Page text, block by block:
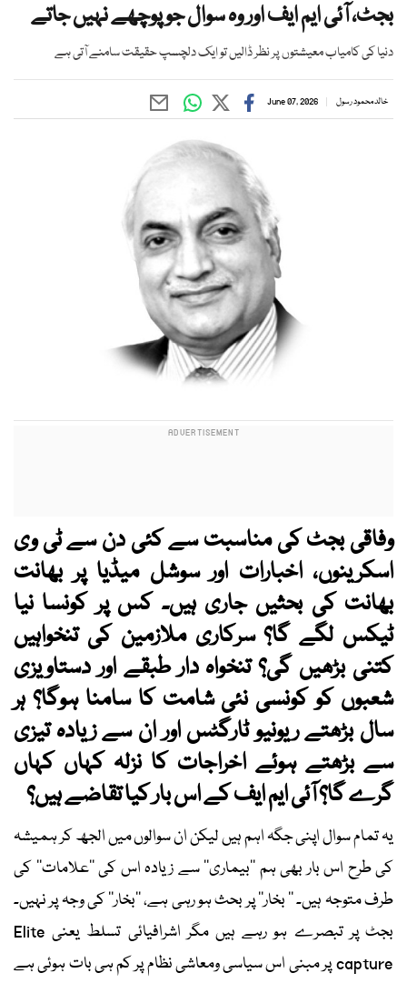
بجٹ، آئی ایم ایف اور وہ سوال جو پوچھے نہیں جاتے
دنیا کی کامیاب معیشتوں پر نظر ڈالیں تو ایک دلچسپ حقیقت سامنے آتی ہے
خالد محمود رسول June 07, 2026
وفاقی بجٹ کی مناسبت سے کئی دن سے ٹی وی
اسکرینوں، اخبارات اور سوشل میڈیا پر بھانت
بھانت کی بحثیں جاری ہیں۔ کس پر کونسا نیا
ٹیکس لگے گا؟ سرکاری ملازمین کی تنخواہیں
کتنی بڑھیں گی؟ تنخواہ دار طبقے اور دستاویزی
شعبوں کو کونسی نئی شامت کا سامنا ہوگا؟ ہر
سال بڑھتے ریونیو ٹارگٹس اور ان سے زیادہ تیزی
سے بڑھتے ہوئے اخراجات کا نزلہ کہاں کہاں
گرے گا؟ آئی ایم ایف کے اس بار کیا تقاضے ہیں؟
یہ تمام سوال اپنی جگہ اہم ہیں لیکن ان سوالوں میں الجھ کر ہمیشہ
کی طرح اس بار بھی ہم ’’بیماری‘‘ سے زیادہ اس کی ’’علامات‘‘ کی
طرف متوجہ ہیں۔ ’’ بخار‘‘ پر بحث ہو رہی ہے، ’’بخار‘‘ کی وجہ پر نہیں۔
بجٹ پر تبصرے ہو رہے ہیں مگر اشرافیائی تسلط یعنی Elite
capture پر مبنی اس سیاسی ومعاشی نظام پر کم ہی بات ہوئی ہے